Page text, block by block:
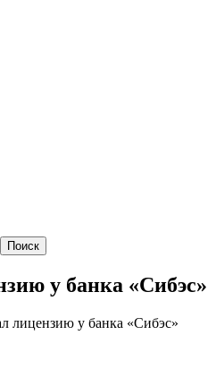
у банка «Сибэс»
лицензию у банка «Сибэс»